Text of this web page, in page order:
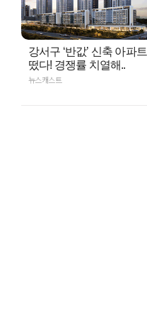
강서구 ‘반값’ 신축 아파트
떴다! 경쟁률 치열해..
뉴스캐스트